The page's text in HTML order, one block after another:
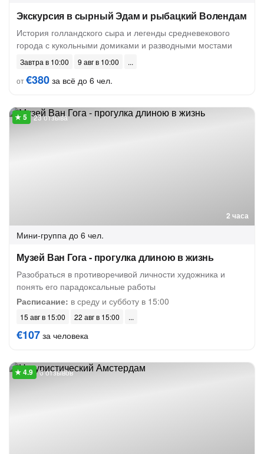
Экскурсия в сырный Эдам и рыбацкий Волендам
История голландского сыра и легенды средневекового
города с кукольными домиками и разводными мостами
Завтра в 10:00
9 авг в 10:00
от€380 за всё до 6 чел.
2 часа
23 отзыва
Мини-группа до 6 чел.
Музей Ван Гога - прогулка длиною в жизнь
Разобраться в противоречивой личности художника и
понять его парадоксальные работы
Расписание: в среду и субботу в 15:00
15 авг в 15:00 22 авг в 15:00
€107 за человека
6 отзывов